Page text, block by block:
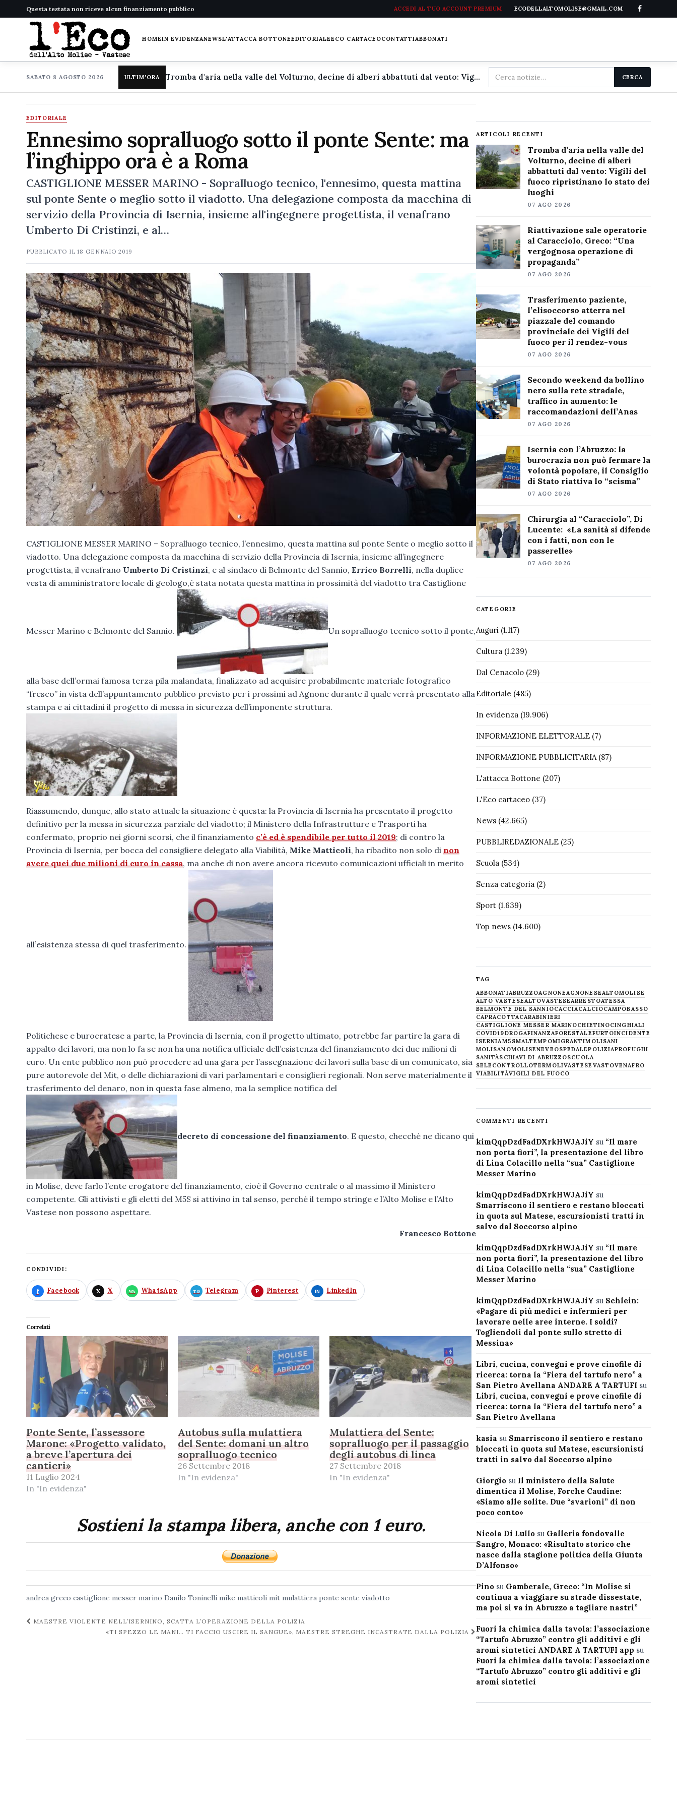
Questa testata non riceve alcun finanziamento pubblico ACCEDI AL TUO ACCOUNT PREMIUM ECODELLALTOMOLISE@GMAIL.COM
HOMEIN EVIDENZANEWSL'ATTACCA BOTTONEEDITORIALEECO CARTACEOCONTATTIABBONATI
SABATO 8 AGOSTO 2026 ULTIM'ORA Tromba d'aria nella valle del Volturno, decine di alberi abbattuti dal vento: Vigili del fuoco ripristinano lo stato dei luoghi
Cerca
nel
CERCA
EDITORIALE
Ennesimo sopralluogo sotto il ponte Sente: ma
l’inghippo ora è a Roma
CASTIGLIONE MESSER MARINO - Sopralluogo tecnico, l'ennesimo, questa mattina
sul ponte Sente o meglio sotto il viadotto. Una delegazione composta da macchina di
servizio della Provincia di Isernia, insieme all'ingegnere progettista, il venafrano
Umberto Di Cristinzi, e al…
PUBBLICATO IL18 GENNAIO 2019
CASTIGLIONE MESSER MARINO – Sopralluogo tecnico, l’ennesimo, questa mattina sul ponte Sente o meglio sotto il
viadotto. Una delegazione composta da macchina di servizio della Provincia di Isernia, insieme all’ingegnere
progettista, il venafrano Umberto Di Cristinzi, e al sindaco di Belmonte del Sannio, Errico Borrelli, nella duplice
vesta di amministratore locale di geologo,è stata notata questa mattina in prossimità del viadotto tra Castiglione
Messer Marino e Belmonte del Sannio. Un sopralluogo tecnico sotto il ponte,
alla base dell’ormai famosa terza pila malandata, finalizzato ad acquisire probabilmente materiale fotografico
“fresco” in vista dell’appuntamento pubblico previsto per i prossimi ad Agnone durante il quale verrà presentato alla
stampa e ai cittadini il progetto di messa in sicurezza dell’imponente struttura.
Riassumendo, dunque, allo stato attuale la situazione è questa: la Provincia di Isernia ha presentato il progetto
definitivo per la messa in sicurezza parziale del viadotto; il Ministero della Infrastrutture e Trasporti ha
confermato, proprio nei giorni scorsi, che il finanziamento c’è ed è spendibile per tutto il 2019; di contro la
Provincia di Isernia, per bocca del consigliere delegato alla Viabilità, Mike Matticoli, ha ribadito non solo di non
avere quei due milioni di euro in cassa, ma anche di non avere ancora ricevuto comunicazioni ufficiali in merito
all’esistenza stessa di quel trasferimento.
Politichese e burocratese a parte, la Provincia di Isernia, con il progetto ultimato, potrebbe far partire la gara di
appalto dei lavori, ma non lo fa se non ha una notifica ufficiale dell’esistenza del finanziamento dei due milioni di
euro. Un ente pubblico non può procedere ad una gara per l’assegnazione dei lavori sulla base di un comunicato, sia
pure autorevole del Mit, o delle dichiarazioni di vari parlamentari e consiglieri regionali. Non serve materialmente il
trasferimento del denaro, non in questa fase almeno, ma la semplice notifica del
decreto di concessione del finanziamento. E questo, checché ne dicano qui
in Molise, deve farlo l’ente erogatore del finanziamento, cioè il Governo centrale o al massimo il Ministero
competente. Gli attivisti e gli eletti del M5S si attivino in tal senso, perché il tempo stringe e l’Alto Molise e l’Alto
Vastese non possono aspettare.
Francesco Bottone
CONDIVIDI:
Facebook X WhatsApp Telegram Pinterest LinkedIn
Correlati
Ponte Sente, l’assessore
Marone: «Progetto validato,
a breve l’apertura dei
cantieri»
11 Luglio 2024
In "In evidenza"
Autobus sulla mulattiera
del Sente: domani un altro
sopralluogo tecnico
26 Settembre 2018
In "In evidenza"
Mulattiera del Sente:
sopralluogo per il passaggio
degli autobus di linea
27 Settembre 2018
In "In evidenza"
Sostieni la stampa libera, anche con 1 euro.
andrea greco castiglione messer marino Danilo Toninelli mike matticoli mit mulattiera ponte sente viadotto
Navigazione
MAESTRE VIOLENTE NELL’ISERNINO, SCATTA L’OPERAZIONE DELLA POLIZIA
«TI SPEZZO LE MANI… TI FACCIO USCIRE IL SANGUE», MAESTRE STREGHE INCASTRATE DALLA POLIZIA
ARTICOLI RECENTI
Tromba d’aria nella valle del
Volturno, decine di alberi
abbattuti dal vento: Vigili del
fuoco ripristinano lo stato dei
luoghi
07 AGO 2026
Riattivazione sale operatorie
al Caracciolo, Greco: “Una
vergognosa operazione di
propaganda”
07 AGO 2026
Trasferimento paziente,
l’elisoccorso atterra nel
piazzale del comando
provinciale dei Vigili del
fuoco per il rendez-vous
07 AGO 2026
Secondo weekend da bollino
nero sulla rete stradale,
traffico in aumento: le
raccomandazioni dell’Anas
07 AGO 2026
Isernia con l’Abruzzo: la
burocrazia non può fermare la
volontà popolare, il Consiglio
di Stato riattiva lo “scisma”
07 AGO 2026
Chirurgia al “Caracciolo”, Di
Lucente: «La sanità si difende
con i fatti, non con le
passerelle»
07 AGO 2026
CATEGORIE
Auguri(1.117)
Cultura(1.239)
Dal Cenacolo(29)
Editoriale (485)
In evidenza(19.906)
INFORMAZIONE ELETTORALE(7)
INFORMAZIONE PUBBLICITARIA(87)
L'attacca Bottone (207)
L'Eco cartaceo(37)
News(42.665)
PUBBLIREDAZIONALE(25)
Scuola(534)
Senza categoria(2)
Sport(1.639)
Top news(14.600)
TAG
ABBONATIABRUZZOAGNONEAGNONESEALTOMOLISE
ALTO VASTESEALTOVASTESEARRESTOATESSA
BELMONTE DEL SANNIOCACCIACALCIOCAMPOBASSO
CAPRACOTTACARABINIERI
CASTIGLIONE MESSER MARINOCHIETINOCINGHIALI
COVID19DROGAFINANZAFORESTALEFURTOINCIDENTE
ISERNIAM5SMALTEMPOMIGRANTIMOLISANI
MOLISANOMOLISENEVE OSPEDALEPOLIZIAPROFUGHI
SANITÀSCHIAVI DI ABRUZZOSCUOLA
SELECONTROLLOTERMOLIVASTESE VASTOVENAFRO
VIABILITÀVIGILI DEL FUOCO
COMMENTI RECENTI
kimQqpDzdFadDXrkHWJAJiY su “Il mare
non porta fiori”, la presentazione del libro
di Lina Colacillo nella “sua” Castiglione
Messer Marino
kimQqpDzdFadDXrkHWJAJiY su
Smarriscono il sentiero e restano bloccati
in quota sul Matese, escursionisti tratti in
salvo dal Soccorso alpino
kimQqpDzdFadDXrkHWJAJiY su “Il mare
non porta fiori”, la presentazione del libro
di Lina Colacillo nella “sua” Castiglione
Messer Marino
kimQqpDzdFadDXrkHWJAJiY su Schlein:
«Pagare di più medici e infermieri per
lavorare nelle aree interne. I soldi?
Togliendoli dal ponte sullo stretto di
Messina»
Libri, cucina, convegni e prove cinofile di
ricerca: torna la “Fiera del tartufo nero” a
San Pietro Avellana ANDARE A TARTUFI su
Libri, cucina, convegni e prove cinofile di
ricerca: torna la “Fiera del tartufo nero” a
San Pietro Avellana
kasia su Smarriscono il sentiero e restano
bloccati in quota sul Matese, escursionisti
tratti in salvo dal Soccorso alpino
Giorgiosu Il ministero della Salute
dimentica il Molise, Forche Caudine:
«Siamo alle solite. Due “svarioni” di non
poco conto»
Nicola Di Lullosu Galleria fondovalle
Sangro, Monaco: «Risultato storico che
nasce dalla stagione politica della Giunta
D’Alfonso»
Pinosu Gamberale, Greco: “In Molise si
continua a viaggiare su strade dissestate,
ma poi si va in Abruzzo a tagliare nastri”
Fuori la chimica dalla tavola: l’associazione
“Tartufo Abruzzo” contro gli additivi e gli
aromi sintetici ANDARE A TARTUFI app su
Fuori la chimica dalla tavola: l’associazione
“Tartufo Abruzzo” contro gli additivi e gli
aromi sintetici